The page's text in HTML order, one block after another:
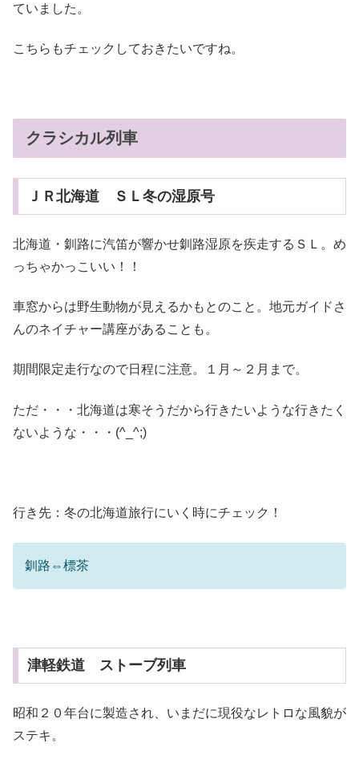
ていました。
こちらもチェックしておきたいですね。
クラシカル列車
ＪＲ北海道 ＳＬ冬の湿原号
北海道・釧路に汽笛が響かせ釧路湿原を疾走するＳＬ。め
っちゃかっこいい！！
車窓からは野生動物が見えるかもとのこと。地元ガイドさ
んのネイチャー講座があることも。
期間限定走行なので日程に注意。１月～２月まで。
ただ・・・北海道は寒そうだから行きたいような行きたく
ないような・・・(^_^;)
行き先：冬の北海道旅行にいく時にチェック！
釧路⇔標茶
津軽鉄道 ストーブ列車
昭和２０年台に製造され、いまだに現役なレトロな風貌が
ステキ。